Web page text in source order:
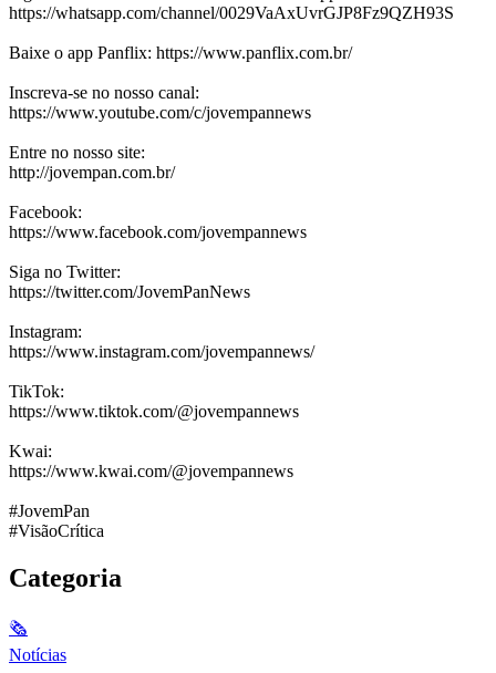
https://whatsapp.com/channel/0029VaAxUvrGJP8Fz9QZH93S
Baixe o app Panflix: https://www.panflix.com.br/
Inscreva-se no nosso canal:
https://www.youtube.com/c/jovempannews
Entre no nosso site:
http://jovempan.com.br/
Facebook:
https://www.facebook.com/jovempannews
Siga no Twitter:
https://twitter.com/JovemPanNews
Instagram:
https://www.instagram.com/jovempannews/
TikTok:
https://www.tiktok.com/@jovempannews
Kwai:
https://www.kwai.com/@jovempannews
#JovemPan
#VisãoCrítica
Categoria
🗞
Notícias